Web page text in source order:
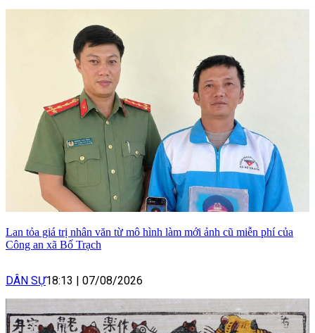
Lan tỏa giá trị nhân văn từ mô hình làm mới ảnh cũ miễn phí của
Công an xã Bố Trạch
DÂN SỰ18:13 07/08/2026